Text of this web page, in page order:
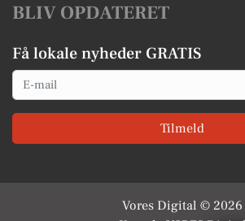
BLIV OPDATERET
Få lokale nyheder GRATIS
Email
Tilmeld
Vores Digital © 2026